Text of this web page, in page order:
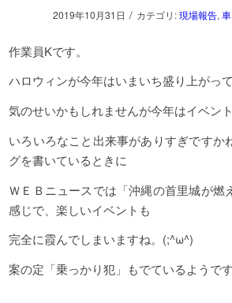
2019年10月31日 / カテゴリ:現場報告,
作業員Kです。
ハロウィンが今年はいまいち盛り上がっ
気のせいかもしれませんが今年はイベン
いろいろなこと出来事がありすぎですか
グを書いているときに
ＷＥＢニュースでは「沖縄の首里城が燃
感じで、楽しいイベントも
完全に霞んでしまいますね。(;^ω^)
案の定「乗っかり犯」もでているようで